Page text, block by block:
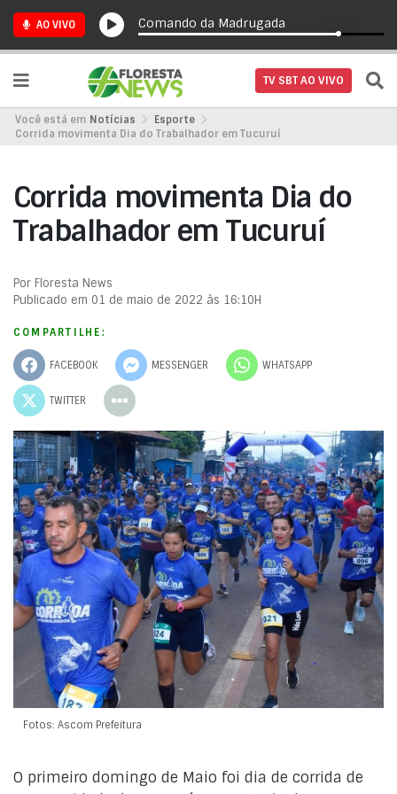
AO VIVO Comando da Madrugada
TV SBT AO VIVO
Você está em Notícias
Esporte
Corrida movimenta Dia do Trabalhador em Tucuruí
Corrida movimenta Dia do
Trabalhador em Tucuruí
Por Floresta News
Publicado em 01 de maio de 2022 às 16:10H
COMPARTILHE:
FACEBOOK MESSENGER WHATSAPP
TWITTER
Fotos: Ascom Prefeitura
O primeiro domingo de Maio foi dia de corrida de